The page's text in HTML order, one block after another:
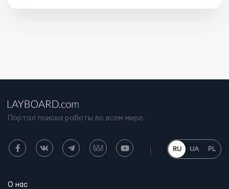
Портал поиска работы во всем мире.
RU UA PL
О нас